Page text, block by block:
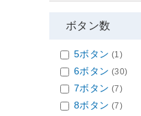
ボタン数
5ボタン (1)
6ボタン (30)
7ボタン (7)
8ボタン (7)